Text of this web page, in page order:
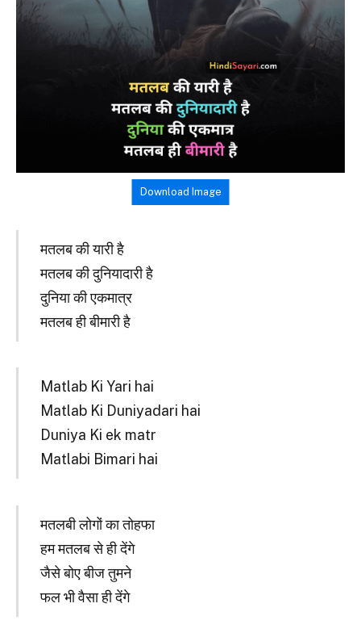
Download Image
मतलब की यारी है
मतलब की दुनियादारी है
दुनिया की एकमात्र
मतलब ही बीमारी है
Matlab Ki Yari hai
Matlab Ki Duniyadari hai
Duniya Ki ek matr
Matlabi Bimari hai
मतलबी लोगों का तोहफा
हम मतलब से ही देंगे
जैसे बोए बीज तुमने
फल भी वैसा ही देंगे